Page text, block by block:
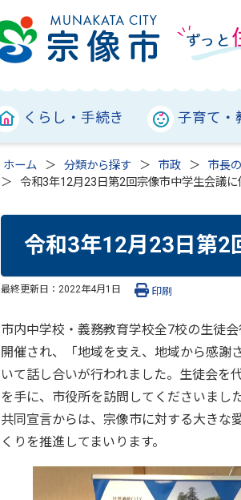
くらし・手続き 子育て・
ホーム 分類から探す 市政 市長
令和3年12月23日第2回宗像市中学生会議
令和3年12月23日第2
最終更新日： 2022年4月1日 印刷
市内中学校・義務教育学校全7校の生徒
開催され、「地域を支え、地域から感謝
いて話し合いが行われました。生徒会を
を手に、市役所を訪問してくださいました
共同宣言からは、宗像市に対する大きな
くりを推進してまいります。